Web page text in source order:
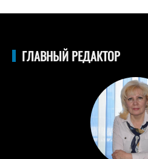
ГЛАВНЫЙ РЕДАКТОР